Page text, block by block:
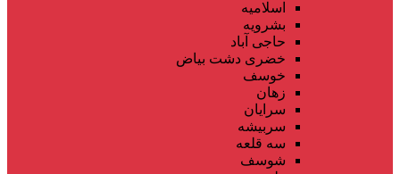
اسلامیه
بشرویه
حاجی آباد
خضری دشت بیاض
خوسف
زهان
سرایان
سربیشه
سه قلعه
شوسف